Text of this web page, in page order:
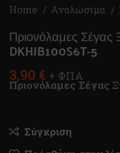
Home Αναλώσιμα
Πριονόλαμες
DKHJB100S6T-5
3,90 € + ΦΠΑ
Πριονόλαμες Σέγας
Σύγκριση